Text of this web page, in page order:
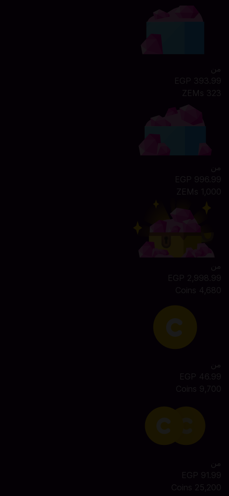
من
393.99 EGP
323 ZEMs
من
996.99 EGP
1,000 ZEMs
من
2,998.99 EGP
4,680 Coins
من
46.99 EGP
9,700 Coins
من
91.99 EGP
25,200 Coins